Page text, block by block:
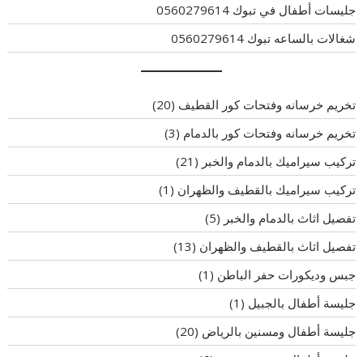
جليسات أطفال في تبوك 0560279614
شغالات بالساعه تبوك 0560279614
تخريم خرسانه وفتحات كور القطيف (20)
تخريم خرسانه وفتحات كور بالدمام (3)
تركيب سيراميك بالدمام والخبر (21)
تركيب سيراميك بالقطيف والظهران (1)
تفصيل اثاث بالدمام والخبر (5)
تفصيل اثاث بالقطيف والظهران (13)
جبس وديكورات حفر الباطن (1)
جليسة أطفال بالجبيل (1)
جليسة أطفال ومسنين بالرياض (20)